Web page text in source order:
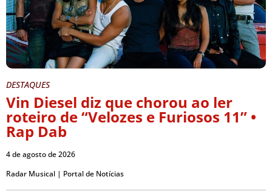
DESTAQUES
Vin Diesel diz que chorou ao ler
roteiro de “Velozes e Furiosos 11” •
Rap Dab
4 de agosto de 2026
Radar Musical | Portal de Notícias